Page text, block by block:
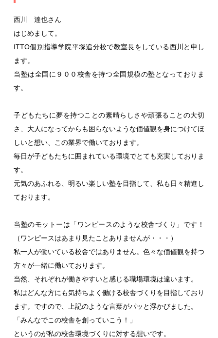
西川 達也さん
はじめまして。
ITTO個別指導学院平塚追分校で教室長をしている西川と申し
ます。
当塾は全国に９００校舎を持つ全国規模の塾となっておりま
す。
子どもたちに夢を持つことの素晴らしさや頑張ることの大切
さ、大人になってからも困らないような価値観を身につけてほ
しいと想い、この業界で働いております。
毎日が子どもたちに囲まれている環境でとても充実しておりま
す。
元気のあふれる、明るい楽しい塾を目指して、私も日々精進し
ております。
当塾のモットーは「ワンピースのような校舎づくり」です！
（ワンピースはあまり見たことありませんが・・・）
私一人が働いている校舎ではありません。色々な価値観を持つ
方々が一緒に働いております。
当然、それぞれが働きやすいと感じる職場環境は違います。
私はどんな方にも気持ちよく働ける校舎づくりを目指しており
ます。ですので、上記のような言葉がパッと浮かびました。
「みんなでこの校舎を創っていこう！」
というのが私の校舎環境づくりに対する想いです。